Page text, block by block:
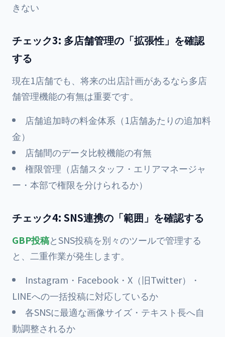
きない
チェック3: 多店舗管理の「拡張性」を確認
する
現在1店舗でも、将来の出店計画があるなら多店
舗管理機能の有無は重要です。
店舗追加時の料金体系（1店舗あたりの追加料
金）
店舗間のデータ比較機能の有無
権限管理（店舗スタッフ・エリアマネージャ
ー・本部で権限を分けられるか）
チェック4: SNS連携の「範囲」を確認する
GBP投稿とSNS投稿を別々のツールで管理する
と、二重作業が発生します。
Instagram・Facebook・X（旧Twitter）・
LINEへの一括投稿に対応しているか
各SNSに最適な画像サイズ・テキスト長へ自
動調整されるか